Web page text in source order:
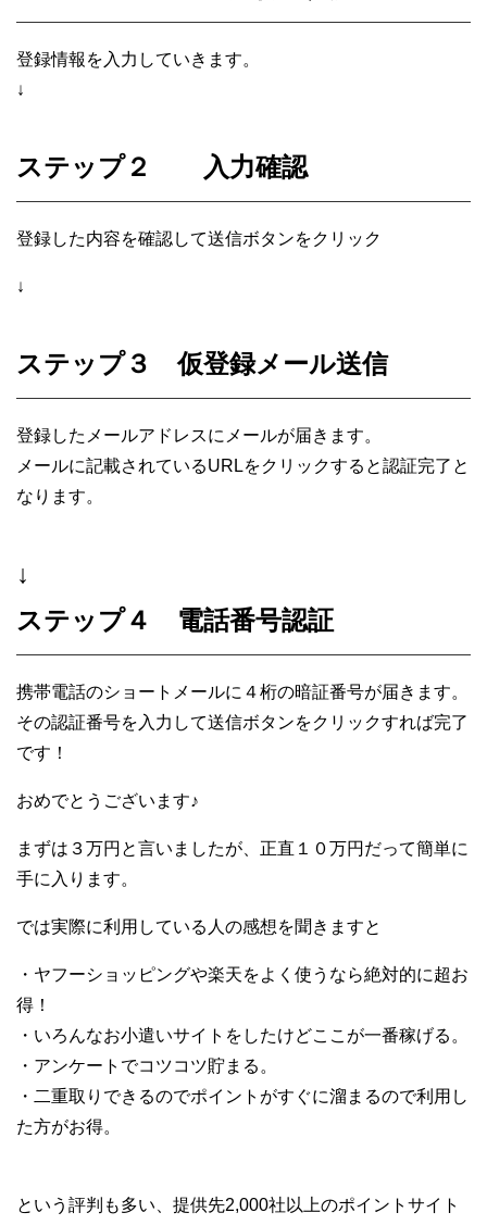
登録情報を入力していきます。
↓
ステップ２ 入力確認
登録した内容を確認して送信ボタンをクリック
↓
ステップ３ 仮登録メール送信
登録したメールアドレスに メールが届きます。
メールに記載されているURLをクリックすると認証完了と
なります。
↓
ステップ４ 電話番号認証
携帯電話のショートメールに４桁の暗証番号が届きます。
その認証番号を入力して送信ボタンをクリックすれば完了
です！
おめでとうございます♪
まずは３万円と言いましたが、 正直１０万円だって簡単に
手に入ります。
では実際に利用している人の感想を聞きますと
・ヤフーショッピングや楽天をよく使うなら絶対的に超お
得！
・いろんなお小遣いサイトをしたけどここが一番稼げる。
・アンケートでコツコツ貯まる。
・二重取りできるのでポイントがすぐに溜まるので利用し
た方がお得。
という評判も多い、 提供先2,000社以上のポイントサイト